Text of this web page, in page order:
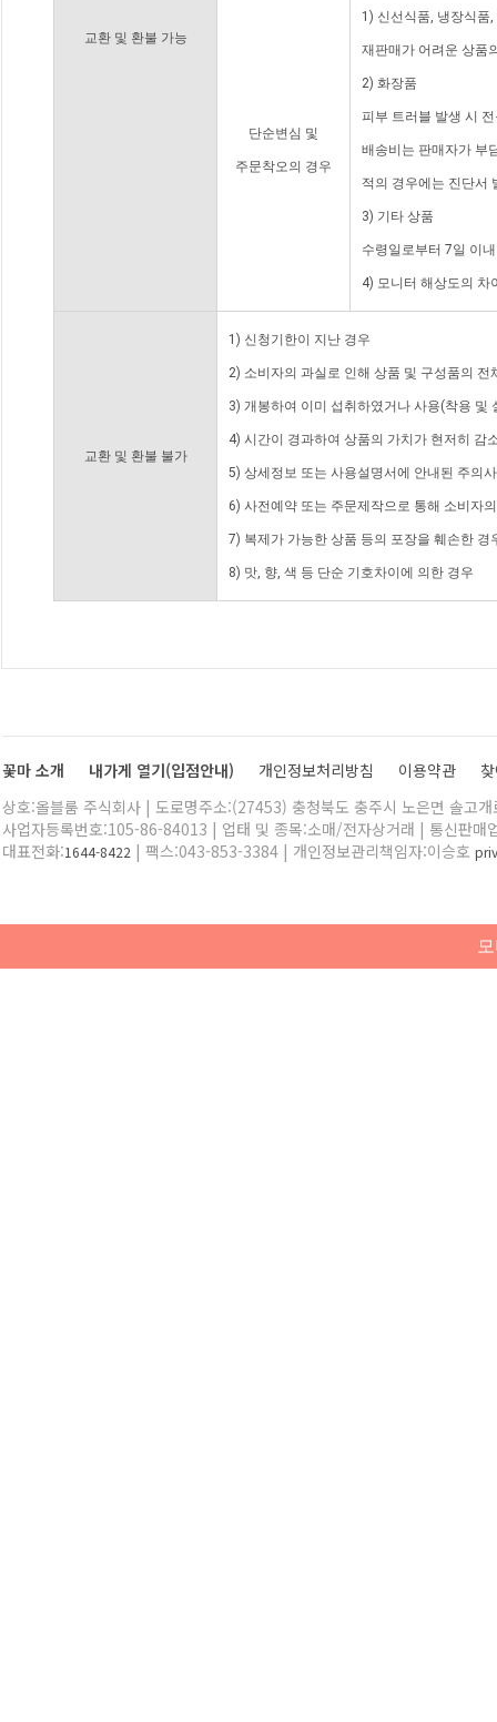
교환 및 환불 가능
단순변심 및
주문착오의 경우
1) 신선식품, 냉장식품
재판매가 어려운 상품
2) 화장품
피부 트러블 발생 시
배송비는 판매자가 부
적의 경우에는 진단서
3) 기타 상품
수령일로부터 7일 이
4) 모니터 해상도의 차
교환 및 환불 불가
1) 신청기한이 지난 경우
2) 소비자의 과실로 인해 상품 및 구성품의
3) 개봉하여 이미 섭취하였거나 사용(착용 및
4) 시간이 경과하여 상품의 가치가 현저히 감
5) 상세정보 또는 사용설명서에 안내된 주의
6) 사전예약 또는 주문제작으로 통해 소비자
7) 복제가 가능한 상품 등의 포장을 훼손한 경
8) 맛, 향, 색 등 단순 기호차이에 의한 경우
꽃마 소개 내가게 열기(입점안내) 개인정보처리방침 이용약관
상호:올블룸 주식회사 | 도로명주소:(27453) 충청북도 충주시 노은면 솔고
사업자등록번호:105-86-84013 | 업태 및 종목:소매/전자상거래 | 통신판매
대표전화:1644-8422 | 팩스:043-853-3384 | 개인정보관리책임자:이승호